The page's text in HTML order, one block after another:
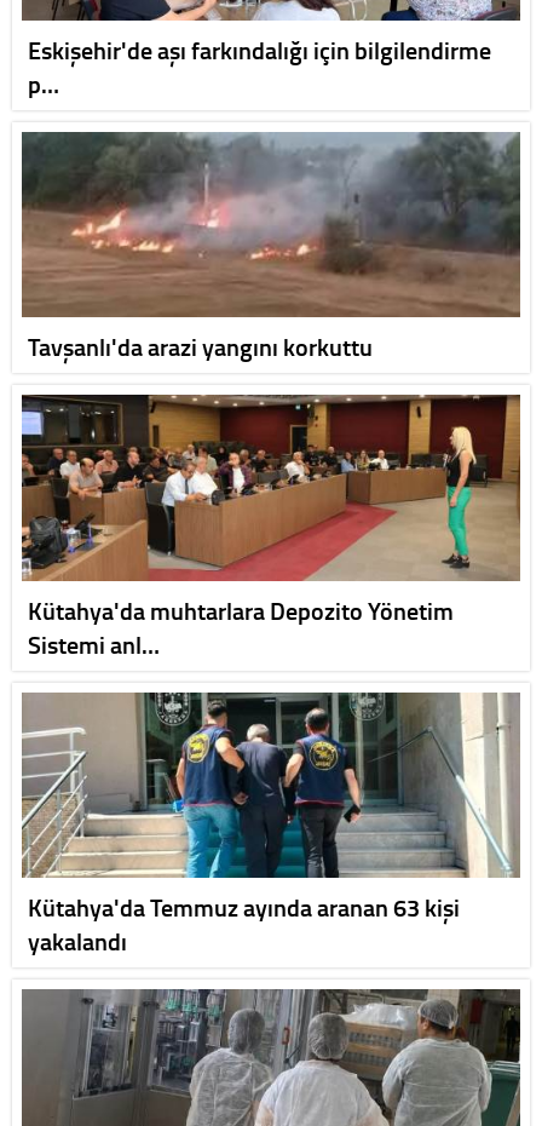
Eskişehir'de aşı farkındalığı için bilgilendirme
p…
Tavşanlı'da arazi yangını korkuttu
Kütahya'da muhtarlara Depozito Yönetim
Sistemi anl…
Kütahya'da Temmuz ayında aranan 63 kişi
yakalandı